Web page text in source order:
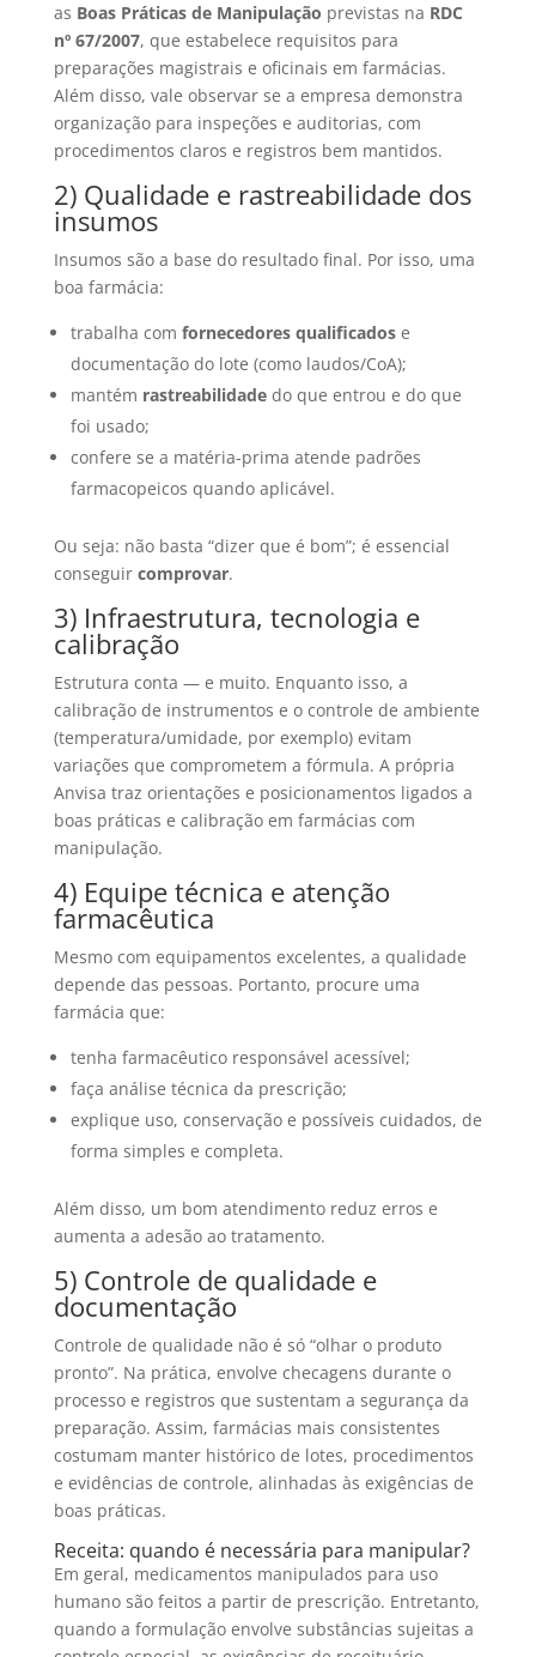
as Boas Práticas de Manipulação previstas na RDC
nº 67/2007, que estabelece requisitos para
preparações magistrais e oficinais em farmácias.
Além disso, vale observar se a empresa demonstra
organização para inspeções e auditorias, com
procedimentos claros e registros bem mantidos.
2) Qualidade e rastreabilidade dos
insumos
Insumos são a base do resultado final. Por isso, uma
boa farmácia:
trabalha com fornecedores qualificadose
documentação do lote (como laudos/CoA);
mantém rastreabilidadedo que entrou e do que
foi usado;
confere se a matéria-prima atende padrões
farmacopeicos quando aplicável.
Ou seja: não basta “dizer que é bom”; é essencial
conseguir comprovar.
3) Infraestrutura, tecnologia e
calibração
Estrutura conta — e muito. Enquanto isso, a
calibração de instrumentos e o controle de ambiente
(temperatura/umidade, por exemplo) evitam
variações que comprometem a fórmula. A própria
Anvisa traz orientações e posicionamentos ligados a
boas práticas e calibração em farmácias com
manipulação.
4) Equipe técnica e atenção
farmacêutica
Mesmo com equipamentos excelentes, a qualidade
depende das pessoas. Portanto, procure uma
farmácia que:
tenha farmacêutico responsável acessível;
faça análise técnica da prescrição;
explique uso, conservação e possíveis cuidados, de
forma simples e completa.
Além disso, um bom atendimento reduz erros e
aumenta a adesão ao tratamento.
5) Controle de qualidade e
documentação
Controle de qualidade não é só “olhar o produto
pronto”. Na prática, envolve checagens durante o
processo e registros que sustentam a segurança da
preparação. Assim, farmácias mais consistentes
costumam manter histórico de lotes, procedimentos
e evidências de controle, alinhadas às exigências de
boas práticas.
Receita: quando é necessária para manipular?
Em geral, medicamentos manipulados para uso
humano são feitos a partir de prescrição. Entretanto,
quando a formulação envolve substâncias sujeitas a